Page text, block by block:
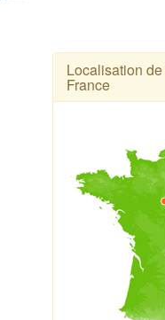
Localisation
France